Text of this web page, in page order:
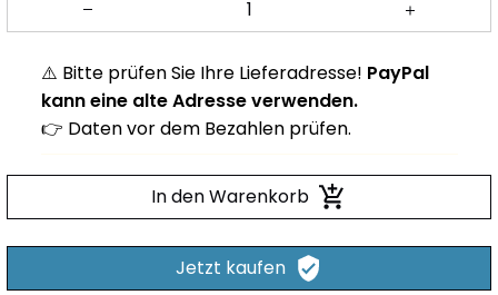
⚠️ Bitte prüfen Sie Ihre Lieferadresse! PayPal
kann eine alte Adresse verwenden.
👉 Daten vor dem Bezahlen prüfen.
In den Warenkorb
Jetzt kaufen